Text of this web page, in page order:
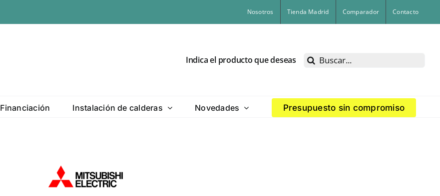
Nosotros Tienda Madrid Comparador Contacto
Indica el producto que deseas Buscar:
Financiación Instalación de calderas Novedades Presupuesto sin compromiso